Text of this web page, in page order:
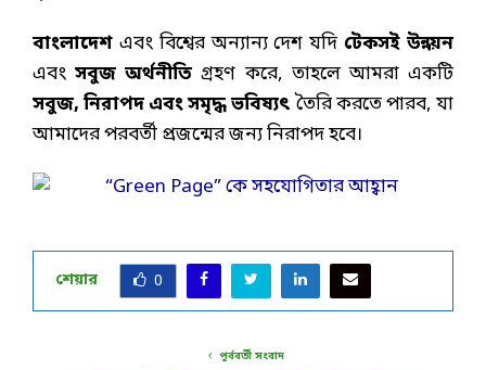
বাংলাদেশ এবং বিশ্বের অন্যান্য দেশ যদি টেকসই উন্নয়ন
এবংসবুজ অর্থনীতি গ্রহণ করে, তাহলে আমরা একটি
সবুজ, নিরাপদ এবং সমৃদ্ধ ভবিষ্যৎ তৈরি করতে পারব, যা
আমাদের পরবর্তী প্রজন্মের জন্য নিরাপদ হবে।
শেয়ার 0
পূর্ববর্তী সংবাদ